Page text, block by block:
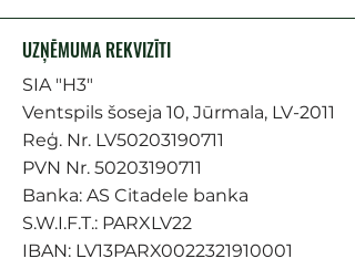
UZŅĒMUMA REKVIZĪTI
SIA "H3"
Ventspils šoseja 10, Jūrmala, LV-2011
Reģ. Nr. LV50203190711
PVN Nr. 50203190711
Banka: AS Citadele banka
S.W.I.F.T.: PARXLV22
IBAN: LV13PARX0022321910001